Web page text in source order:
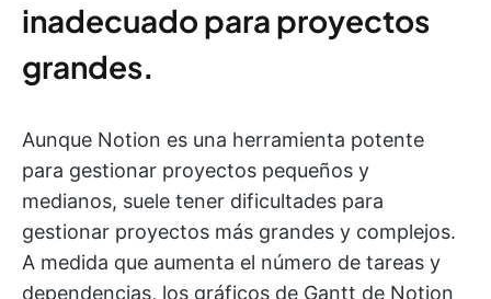
inadecuado para proyectos
grandes.
Aunque Notion es una herramienta potente
para gestionar proyectos pequeños y
medianos, suele tener dificultades para
gestionar proyectos más grandes y complejos.
A medida que aumenta el número de tareas y
dependencias, los gráficos de Gantt de Notion